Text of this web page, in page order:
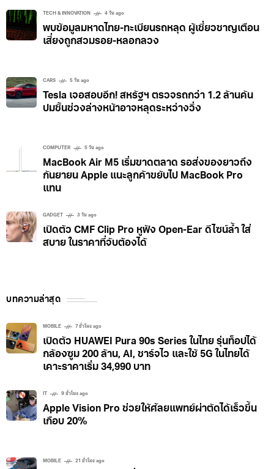
TECH & INNOVATION 4 วัน ago
พบข้อมูลมหาดไทย-ทะเบียนรถหลุด ผู้เชี่ยวชาญเตือน
เสี่ยงถูกสวมรอย-หลอกลวง
CARS 5 วัน ago
Tesla เจอสอบอีก! สหรัฐฯ ตรวจรถกว่า 1.2 ล้านคัน
ปมชิ้นช่วงล่างหน้าอาจหลุดระหว่างวิ่ง
COMPUTER 5 วัน ago
MacBook Air M5 เริ่มขาดตลาด รอส่งของยาวถึง
กันยายน Apple แนะลูกค้าขยับไป MacBook Pro
แทน
GADGET 3 วัน ago
เปิดตัว CMF Clip Pro หูฟัง Open-Ear ดีไซน์ล้ำ ใส่
สบาย ในราคาที่จับต้องได้
บทความล่าสุด
MOBILE 7 ชั่วโมง ago
เปิดตัว HUAWEI Pura 90s Series ในไทย รุ่นท็อปได้
กล้องซูม 200 ล้าน, AI, ชาร์จไว และใช้ 5G ในไทยได้
เคาะราคาเริ่ม 34,990 บาท
9 ชั่วโมง ago
Apple Vision Pro ช่วยให้ศัลยแพทย์ผ่าตัดได้เร็วขึ้น
เกือบ 20%
MOBILE 21 ชั่วโมง ago